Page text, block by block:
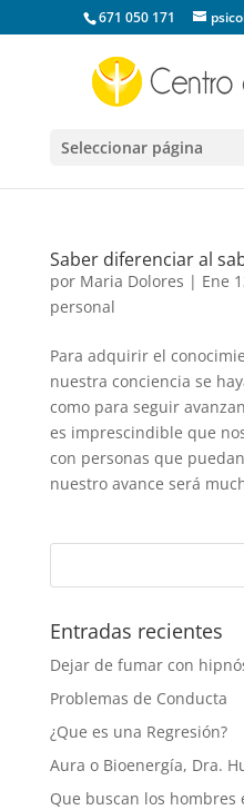
671 050 171
Seleccionar página
Saber diferenciar al
por Maria Dolores | Ene
personal
Para adquirir el
nuestra conciencia se
como para seguir
es imprescindible que
con personas que
nuestro avance será
Entradas recientes
Dejar de fumar con
Problemas de Conducta
¿Que es una Regresión?
Aura o Bioenergía, Dra.
Que buscan los hombres